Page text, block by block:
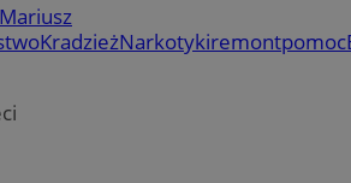
Mariusz
KradzieżNarkotykiremontpomoc